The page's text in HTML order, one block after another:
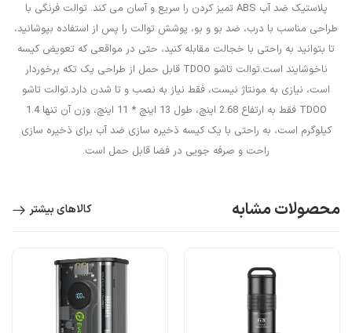
پلاستیک ضد آب ABS تمیز کردن را سریع و آسان می کند. توالت فرنگی با
طراحی مناسب با درب، ضد بو و بو، پوشش توالت را پس از استفاده بپوشانید،
تا بتوانید به راحتی با خجالت مقابله کنید، حتی در مواقعی که تعویض کیسه
ناخوشایند است.توالت تاشو TDOO قابل حمل از طراحی یک تکه برخوردار
است، نیازی به مونتاژ نیست، فقط نیاز به نصب و تا شدن دارد.توالت تاشو
TDOO فقط به ارتفاع 2.68 اینچ، طول 13 اینچ * 11 اینچ، وزن آن تنها 1.4
کیلوگرم است، به راحتی با یک کیسه ذخیره سازی ضد آب برای ذخیره سازی
راحت و صرفه جویی در فضا قابل حمل است.
محصولات مشابه کالاهای بیشتر